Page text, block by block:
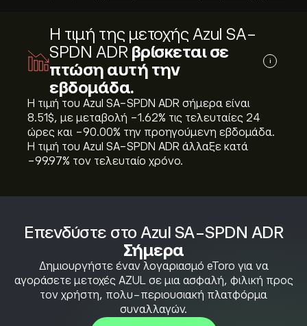
Επενδύστε στο Azul SA-SPDN ADR
Σήμερα
Δημιουργήστε έναν λογαριασμό eToro για να
αγοράσετε μετοχές AZUL σε μια ασφαλή, φιλική προς
τον χρήστη, πολυ-περιουσιακή πλατφόρμα
συναλλαγών.
Η τιμή της μετοχής Azul SA-
SPDN ADR βρίσκεται σε
πτώση αυτή την
εβδομάδα.
i
Η τιμή του Azul SA-SPDN ADR σήμερα είναι
8.51‎$‎, με μεταβολή ‎-1.62‎% τις τελευταίες 24
ώρες και ‎-90.00‎% την προηγούμενη εβδομάδα.
Η τιμή του Azul SA-SPDN ADR άλλαξε κατά
‎-99.97‎% τον τελευταίο χρόνο.